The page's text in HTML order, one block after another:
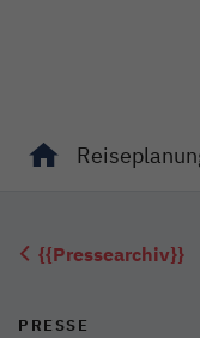
{{Pressearchiv}}
PRESSE